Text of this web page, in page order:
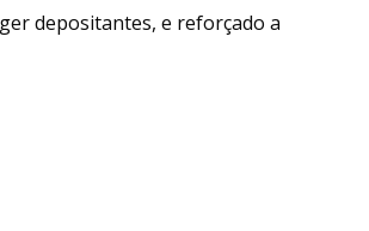
depositantes, e reforçado a